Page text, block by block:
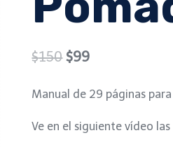
$150 Original
$150.
$99Current
$99.
Manual de 29 páginas
Ve en el siguiente vídeo